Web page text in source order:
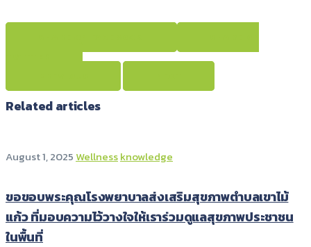
Related articles
August 1, 2025 Wellnessknowledge
ขอขอบพระคุณโรงพยาบาลส่งเสริมสุขภาพตำบลเขาไม้
แก้ว ที่มอบความไว้วางใจให้เราร่วมดูแลสุขภาพประชาชน
ในพื้นที่